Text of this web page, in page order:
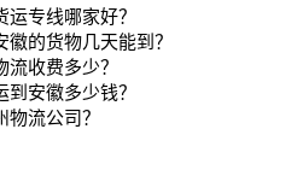
运专线哪家好？
徽的货物几天能到？
流收费多少？
到安徽多少钱？
流公司？